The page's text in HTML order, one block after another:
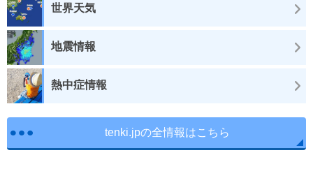
世界天気
地震情報
熱中症情報
tenki.jpの全情報はこちら